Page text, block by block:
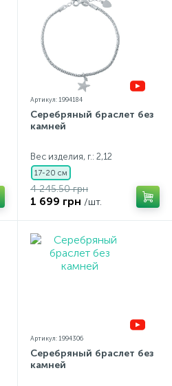
Артикул: 1994184
Серебряный браслет без
камней
Вес изделия, г.: 2,12
17-20 см
4 245.50 грн
1 699 грн /шт.
Артикул: 1994306
Серебряный браслет без
камней